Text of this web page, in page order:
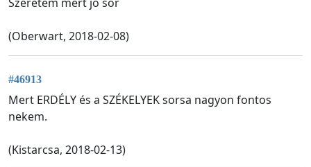
(Oberwart, 2018-02-08)
#46913
Mert ERDÉLY és a SZÉKELYEK sorsa nagyon fontos
nekem.
(Kistarcsa, 2018-02-13)